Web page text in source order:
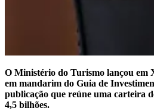
O Ministério do Turismo lançou em
em mandarim do Guia de
publicação que reúne uma carteira
4,5 bilhões.